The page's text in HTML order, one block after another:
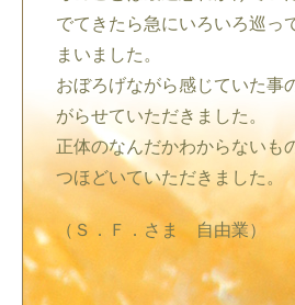
でてきたら急にいろいろ巡っ
まいました。
おぼろげながら感じていた事
がらせていただきました。
正体のなんだかわからないも
つほどいていただきました。
（Ｓ．Ｆ．さま 自由業）